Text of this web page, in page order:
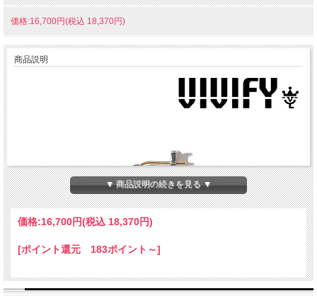
価格:16,700円(税込 18,370円)
商品説明
▼ 商品説明の続きを見る ▼
価格:16,700円(税込 18,370円)
[ポイント還元 183ポイント～]